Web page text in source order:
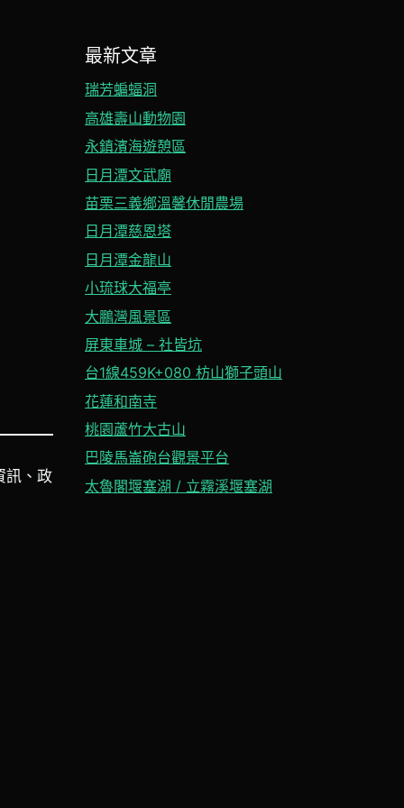
訊、政
最新文章
瑞芳蝙蝠洞
高雄壽山動物園
永鎮濱海遊憩區
日月潭文武廟
苗栗三義鄉溫馨休閒農場
日月潭慈恩塔
日月潭金龍山
小琉球大福亭
大鵬灣風景區
屏東車城 – 社皆坑
台1線459K+080 枋山獅子頭山
花蓮和南寺
桃園蘆竹大古山
巴陵馬崙砲台觀景平台
太魯閣堰塞湖 / 立霧溪堰塞湖